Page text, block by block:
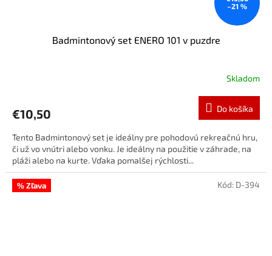
–21 %
Badmintonový set ENERO 101 v puzdre
Skladom
€10,50 Do košíka
Tento Badmintonový set je ideálny pre pohodovú rekreačnú hru,
či už vo vnútri alebo vonku. Je ideálny na použitie v záhrade, na
pláži alebo na kurte. Vďaka pomalšej rýchlosti...
% Zľava Kód: D-394